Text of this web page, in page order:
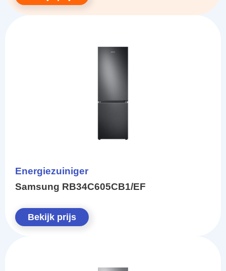
Energiezuiniger
Samsung RB34C605CB1/EF
Bekijk prijs